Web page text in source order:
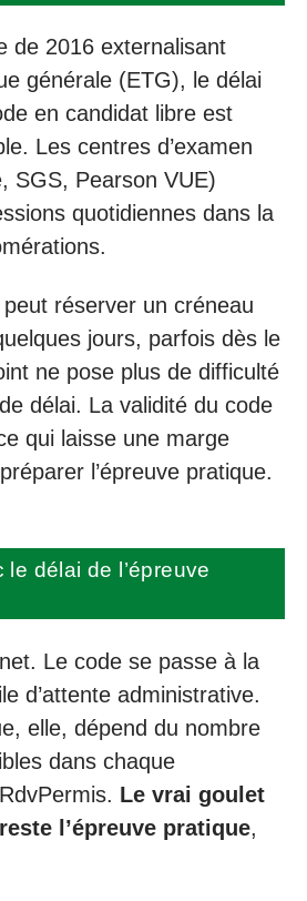
de 2016 externalisant
générale (ETG), le délai
en candidat libre est
Les centres d’examen
SGS, Pearson VUE)
quotidiennes dans la
réserver un créneau
jours, parfois dès le
ne pose plus de difficulté
délai. La validité du code
qui laisse une marge
l’épreuve pratique.
délai de l’épreuve
Le code se passe à la
d’attente administrative.
elle, dépend du nombre
dans chaque
Le vrai goulet
l’épreuve pratique,